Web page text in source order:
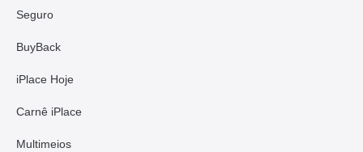
Seguro
BuyBack
iPlace Hoje
Carnê iPlace
Multimeios